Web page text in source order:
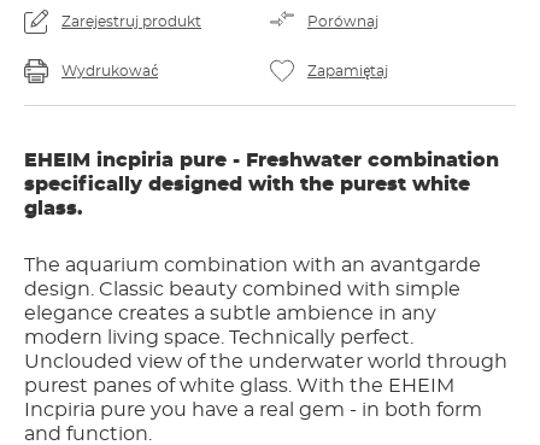
Zarejestruj produkt Porównaj
Wydrukować Zapamiętaj
EHEIM incpiria pure - Freshwater combination
specifically designed with the purest white
glass.
The aquarium combination with an avantgarde
design. Classic beauty combined with simple
elegance creates a subtle ambience in any
modern living space. Technically perfect.
Unclouded view of the underwater world through
purest panes of white glass. With the EHEIM
Incpiria pure you have a real gem - in both form
and function.